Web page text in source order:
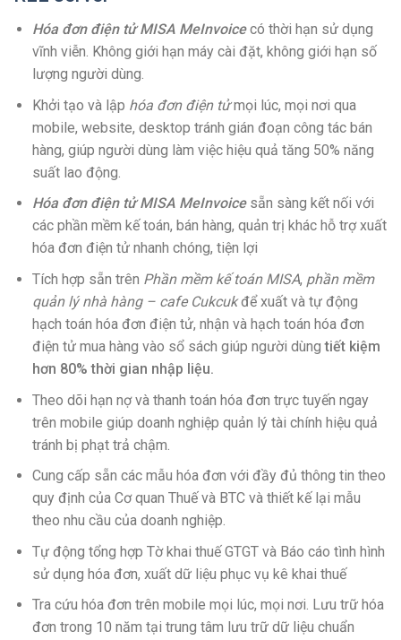
Hóa đơn điện tử MISA MeInvoicecó thời hạn sử dụng
vĩnh viễn. Không giới hạn máy cài đặt, không giới hạn số
lượng người dùng.
Khởi tạo và lập hóa đơn điện tửmọi lúc, mọi nơi qua
mobile, website, desktop tránh gián đoạn công tác bán
hàng, giúp người dùng làm việc hiệu quả tăng 50% năng
suất lao động.
Hóa đơn điện tử MISA MeInvoicesẵn sàng kết nối với
các phần mềm kế toán, bán hàng, quản trị khác hỗ trợ xuất
hóa đơn điện tử nhanh chóng, tiện lợi
Tích hợp sẵn trên Phần mềm kế toán MISA, phần mềm
quản lý nhà hàng – cafe Cukcukđể xuất và tự động
hạch toán hóa đơn điện tử, nhận và hạch toán hóa đơn
điện tử mua hàng vào sổ sách giúp người dùngtiết kiệm
hơn 80% thời gian nhập liệu.
Theo dõi hạn nợ và thanh toán hóa đơn trực tuyến ngay
trên mobile giúp doanh nghiệp quản lý tài chính hiệu quả
tránh bị phạt trả chậm.
Cung cấp sẵn các mẫu hóa đơn với đầy đủ thông tin theo
quy định của Cơ quan Thuế và BTC và thiết kế lại mẫu
theo nhu cầu của doanh nghiệp.
Tự động tổng hợp Tờ khai thuế GTGT và Báo cáo tình hình
sử dụng hóa đơn, xuất dữ liệu phục vụ kê khai thuế
Tra cứu hóa đơn trên mobile mọi lúc, mọi nơi. Lưu trữ hóa
đơn trong 10 năm tại trung tâm lưu trữ dữ liệu chuẩn